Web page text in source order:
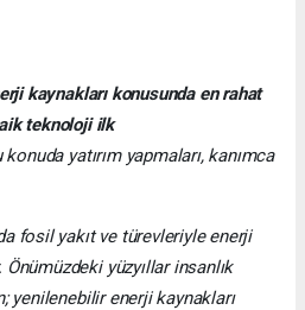
kaynakları konusunda en rahat
teknoloji ilk
yatırım yapmaları, kanımca
fosil yakıt ve türevleriyle enerji
yüzyıllar insanlık
yenilenebilir enerji kaynakları